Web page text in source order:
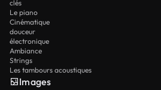
clés
Le piano
Cinématique
douceur
électronique
Ambiance
Strings
Les tambours acoustiques
Images